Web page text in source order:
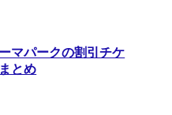
マパークの割引チケ
とめ